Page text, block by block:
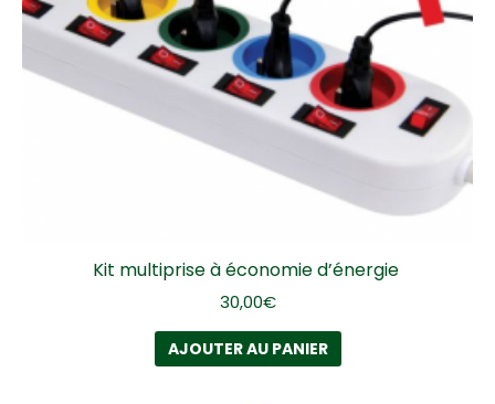
Kit multiprise à économie d’énergie
30,00€
AJOUTER AU PANIER